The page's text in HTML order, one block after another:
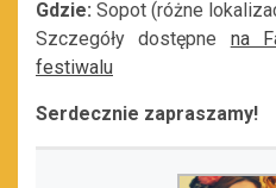
Gdzie: Sopot (różne
Szczegóły dostępne na
festiwalu
Serdecznie zapraszamy!